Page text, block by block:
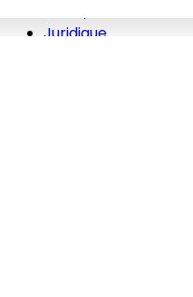
Juridique